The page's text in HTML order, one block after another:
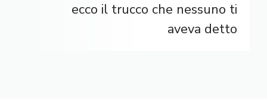
ecco il trucco che nessuno ti
aveva detto